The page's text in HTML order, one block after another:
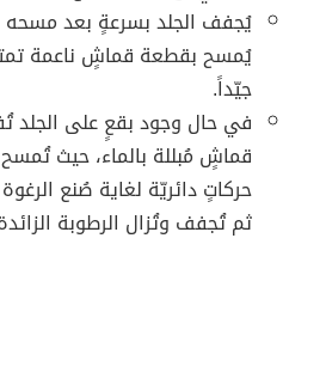
يُجفف الجلد بسرعةٍ بعد مسحه
يُمسح بقطعة قماشٍ ناعمة
جيّداً.
في حال وجود بقعٍ على الجلد
قماشٍ مُبللة بالماء، حيث
حركاتٍ دائريّة لغاية صُنع الرغوة
ثم تُجفف وتُزال الرطوبة